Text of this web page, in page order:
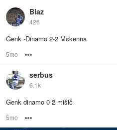
Blaz
426
Genk -Dinamo 2-2 Mckenna
5mo
serbus
6.1k
Genk dinamo 0 2 mišič
5mo